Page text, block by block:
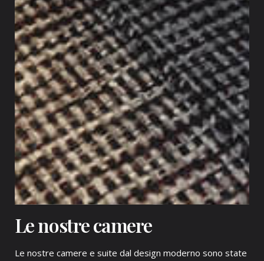
Le nostre camere
Le nostre camere e suite dal design moderno sono state